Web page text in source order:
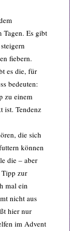
Tagen. Es gibt
fiebern.
es die, für
bedeuten:
zu einem
ist. Tendenz
die sich
können
die – aber
Tipp zur
mal ein
nicht aus
hier nur
im Advent